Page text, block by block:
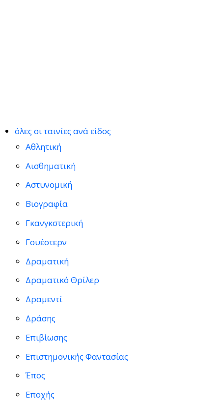
όλες οι ταινίες ανά είδος
Αθλητική
Αισθηματική
Αστυνομική
Βιογραφία
Γκανγκστερική
Γουέστερν
Δραματική
Δραματικό Θρίλερ
Δραμεντί
Δράσης
Επιβίωσης
Επιστημονικής Φαντασίας
Έπος
Εποχής